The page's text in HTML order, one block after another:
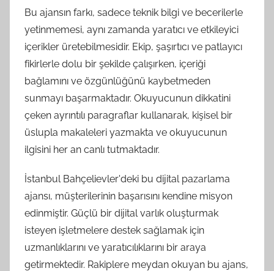
Bu ajansın farkı, sadece teknik bilgi ve becerilerle
yetinmemesi, aynı zamanda yaratıcı ve etkileyici
içerikler üretebilmesidir. Ekip, şaşırtıcı ve patlayıcı
fikirlerle dolu bir şekilde çalışırken, içeriği
bağlamını ve özgünlüğünü kaybetmeden
sunmayı başarmaktadır. Okuyucunun dikkatini
çeken ayrıntılı paragraflar kullanarak, kişisel bir
üslupla makaleleri yazmakta ve okuyucunun
ilgisini her an canlı tutmaktadır.
İstanbul Bahçelievler'deki bu dijital pazarlama
ajansı, müşterilerinin başarısını kendine misyon
edinmiştir. Güçlü bir dijital varlık oluşturmak
isteyen işletmelere destek sağlamak için
uzmanlıklarını ve yaratıcılıklarını bir araya
getirmektedir. Rakiplere meydan okuyan bu ajans,